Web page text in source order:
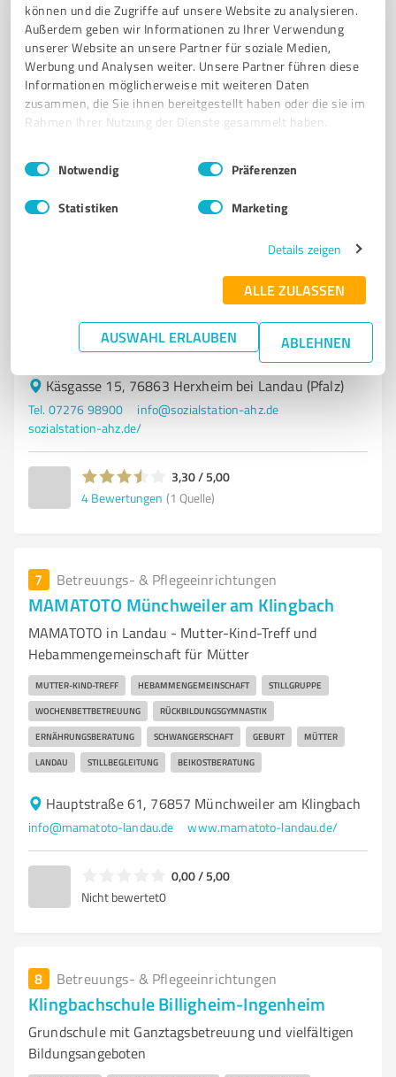
können und die Zugriffe auf unsere Website zu analysieren.
Außerdem geben wir Informationen zu Ihrer Verwendung
unserer Website an unsere Partner für soziale Medien,
Werbung und Analysen weiter. Unsere Partner führen diese
Informationen möglicherweise mit weiteren Daten
zusammen, die Sie ihnen bereitgestellt haben oder die sie im
Rahmen Ihrer Nutzung der Dienste gesammelt haben.
Impressum Datenschutzbestimmungen
Einwilligungsauswahl
Notwendig Präferenzen
Statistiken Marketing
Details zeigen
ALLE ZULASSEN
AUSWAHL ERLAUBEN ABLEHNEN
Sie möchten auch hier gelistet werden?
Registrieren Sie sich jetzt und werden Sie ein von
Kunden empfohlener ProvenExpert!
Ökumenische Sozialstation Edenkoben-
Ambulanter Pflegedienst in Herxheim für Alten- und
BETREUUNG
PFLEGELEISTUNGEN UNTERSTÜTZUNG
Käsgasse 15, 76863 Herxheim bei Landau (Pfalz)
Tel. 07276 98900
info@sozialstation-ahz.de
sozialstation-ahz.de/
3,30 / 5,00
4 Bewertungen (1 Quelle)
7 Betreuungs- & Pflegeeinrichtungen
MAMATOTO Münchweiler am Klingbach
MAMATOTO in Landau - Mutter-Kind-Treff und
Hebammengemeinschaft für Mütter
MUTTER-KIND-TREFF HEBAMMENGEMEINSCHAFT STILLGRUPPE
WOCHENBETTBETREUUNG RÜCKBILDUNGSGYMNASTIK
ERNÄHRUNGSBERATUNG SCHWANGERSCHAFT GEBURT MÜTTER
LANDAU STILLBEGLEITUNG BEIKOSTBERATUNG
Hauptstraße 61, 76857 Münchweiler am Klingbach
info@mamatoto-landau.de www.mamatoto-landau.de/
0,00 / 5,00
Nicht bewertet0
8 Betreuungs- & Pflegeeinrichtungen
Klingbachschule Billigheim-Ingenheim
Grundschule mit Ganztagsbetreuung und vielfältigen
Bildungsangeboten